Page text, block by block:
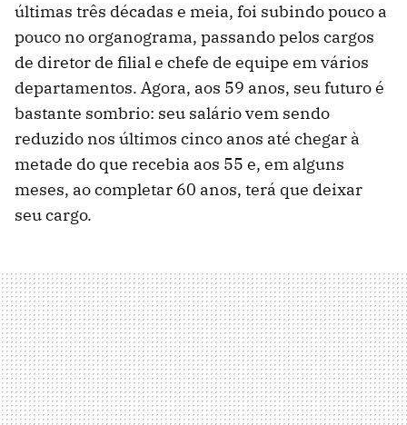
últimas três décadas e meia, foi subindo pouco a
pouco no organograma, passando pelos cargos
de diretor de filial e chefe de equipe em vários
departamentos. Agora, aos 59 anos, seu futuro é
bastante sombrio: seu salário vem sendo
reduzido nos últimos cinco anos até chegar à
metade do que recebia aos 55 e, em alguns
meses, ao completar 60 anos, terá que deixar
seu cargo.